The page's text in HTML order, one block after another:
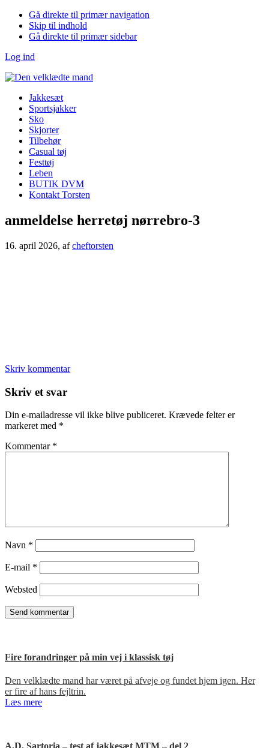
Gå direkte til primær navigation
Skip til indhold
Gå direkte til primær sidebar
Log ind
Jakkesæt
Sportsjakker
Sko
Skjorter
Tilbehør
Casual tøj
Festtøj
Leben
BUTIK DVM
Kontakt Torsten
anmeldelse herretøj nørrebro-3
16. april 2026, afcheftorsten
Skriv kommentar
Læserinteraktioner
Skriv et svar
Din e-mailadresse vil ikke blive publiceret. Krævede felter er
markeret med *
Kommentar *
Navn *
E-mail *
Websted
Fire forandringer på min vej i klassisk tøj
Den velklædte mand har været på afveje og fundet hjem igen. Her
er fire af hans fejltrin.
Læs mere
A.D. Sartoria – test af jakkesæt MTM – del 2